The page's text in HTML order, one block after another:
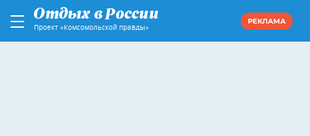
Проект «Комсомольской правды»
РЕКЛАМА